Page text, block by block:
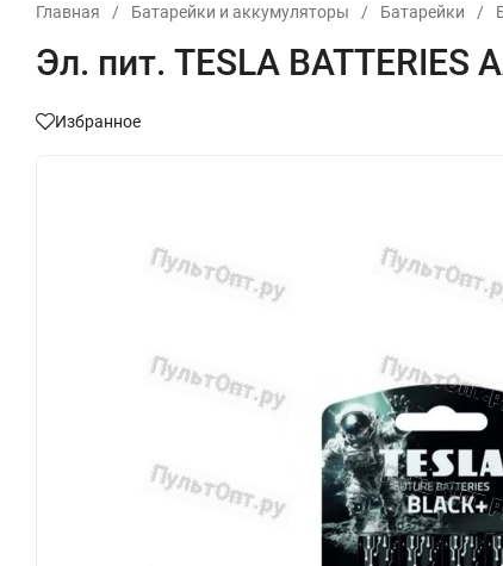
Главная / Батарейки и аккумуляторы / Батарейки /
Эл. пит. TESLA BATTERIES
Избранное